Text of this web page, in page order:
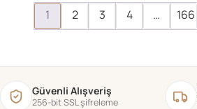
1 2 3 4 … 166
Güvenli Alışveriş
256-bit SSL şifreleme